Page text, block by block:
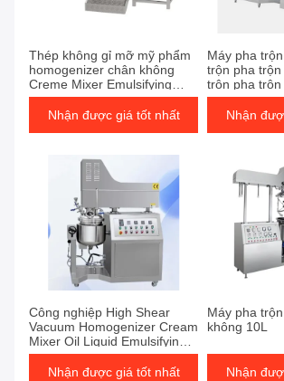
Thép không gỉ mỡ mỹ phẩm
homogenizer chân không
Creme Mixer Emulsifying
Homogenizer Mixer
Nhận được giá tốt nhất
Máy pha
trộn pha
trộn pha
phẩm
Nhận
Công nghiệp High Shear
Vacuum Homogenizer Cream
Mixer Oil Liquid Emulsifying
Mixer
Nhận được giá tốt nhất
Máy pha
không 10L
Nhận